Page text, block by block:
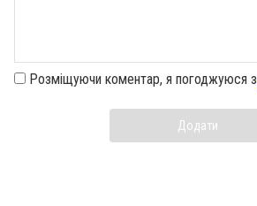
Розміщуючи коментар, я погоджуюся з
Додати